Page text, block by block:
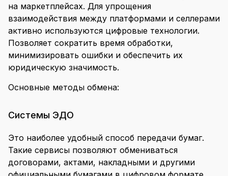
на маркетплейсах. Для упрощения
взаимодействия между платформами и селлерами
активно используются цифровые технологии.
Позволяет сократить время обработки,
минимизировать ошибки и обеспечить их
юридическую значимость.
Основные методы обмена:
Системы ЭДО
Это наиболее удобный способ передачи бумаг.
Такие сервисы позволяют обмениваться
договорами, актами, накладными и другими